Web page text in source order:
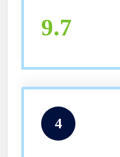
9.7
4